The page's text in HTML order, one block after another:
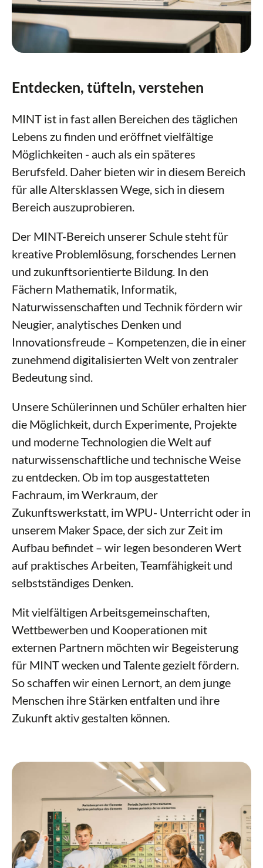
Erasmus+
Vorlesewettbewerb Leo, leo
MINT
Berufsorientierung
Prävention
Schulleben
Unterricht
Ästhetische Bildung
Arbeitsgemeinschaften
Mensa
Bibliothek
Service & Downloads
Entdecken, tüfteln, verstehen
MINT ist in fast allen Bereichen des täglichen
Lebens zu finden und eröffnet vielfältige
Möglichkeiten - auch als ein späteres
Berufsfeld. Daher bieten wir in diesem Bereich
für alle Altersklassen Wege, sich in diesem
Bereich auszuprobieren.
Der MINT-Bereich unserer Schule steht für
kreative Problemlösung, forschendes Lernen
und zukunftsorientierte Bildung. In den
Fächern Mathematik, Informatik,
Naturwissenschaften und Technik fördern wir
Neugier, analytisches Denken und
Innovationsfreude – Kompetenzen, die in einer
zunehmend digitalisierten Welt von zentraler
Bedeutung sind.
Unsere Schülerinnen und Schüler erhalten hier
die Möglichkeit, durch Experimente, Projekte
und moderne Technologien die Welt auf
naturwissenschaftliche und technische Weise
zu entdecken. Ob im top ausgestatteten
Fachraum, im Werkraum, der
Zukunftswerkstatt, im WPU- Unterricht oder in
unserem Maker Space, der sich zur Zeit im
Aufbau befindet – wir legen besonderen Wert
auf praktisches Arbeiten, Teamfähigkeit und
selbstständiges Denken.
Mit vielfältigen Arbeitsgemeinschaften,
Wettbewerben und Kooperationen mit
externen Partnern möchten wir Begeisterung
für MINT wecken und Talente gezielt fördern.
So schaffen wir einen Lernort, an dem junge
Menschen ihre Stärken entfalten und ihre
Zukunft aktiv gestalten können.